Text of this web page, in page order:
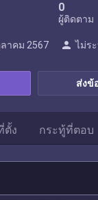
0
ผู้ติดตาม
ส่งข้
าคม 2567 person ไม่ร
ตั้ง กระทู้ที่ตอบ